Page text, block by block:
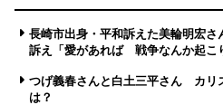
長崎市出身・平和訴えた美輪明宏
訴え「愛があれば 戦争なんか起こ
つげ義春さんと白土三平さん カリ
は？